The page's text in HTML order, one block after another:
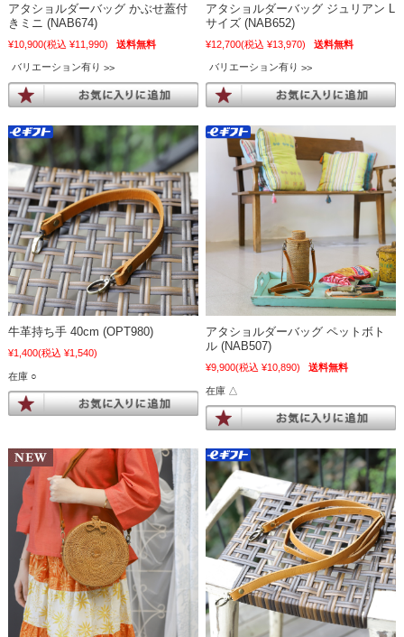
アタショルダーバッグ かぶせ蓋付
きミニ (NAB674)
¥10,900(税込 ¥11,990) 送料無料
バリエーション有り
アタショルダーバッグ ジュリアン L
サイズ (NAB652)
¥12,700(税込 ¥13,970) 送料無料
バリエーション有り
牛革持ち手 40cm (OPT980)
¥1,400(税込 ¥1,540)
在庫 ○
アタショルダーバッグ ペットボト
ル (NAB507)
¥9,900(税込 ¥10,890) 送料無料
在庫 △